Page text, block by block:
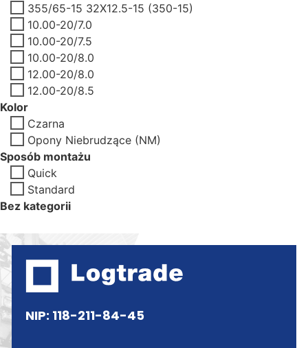
355/65-15 32X12.5-15 (350-15)
10.00-20/7.0
10.00-20/7.5
10.00-20/8.0
12.00-20/8.0
12.00-20/8.5
Kolor
Czarna
Opony Niebrudzące (NM)
Sposób montażu
Quick
Standard
Bez kategorii
NIP: 118-211-84-45